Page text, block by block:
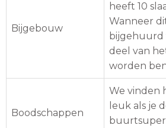
Bijgebouw
heeft 10
Wanneer
bijgehuurd
deel van
worden
Boodschappen
We vinden
leuk als je